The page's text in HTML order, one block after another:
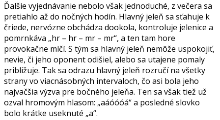
Ďalšie vyjednávanie nebolo však jednoduché, z večera sa
pretiahlo až do nočných hodín. Hlavný jeleň sa sťahuje k
čriede, nervózne obchádza dookola, kontroluje jelenice a
pomrnkáva „hr – hr – mr – mr“, a ten tam hore
provokačne mlčí. S tým sa hlavný jeleň nemôže uspokojiť,
nevie, či jeho oponent odišiel, alebo sa utajene pomaly
približuje. Tak sa odrazu hlavný jeleň rozručí na všetky
strany vo viacnásobných intervaloch, čo asi bola jeho
najväčšia výzva pre bočného jeleňa. Ten sa však tiež už
ozval hromovým hlasom: „aáóóóá“ a posledné slovko
bolo krátke useknuté „a“.